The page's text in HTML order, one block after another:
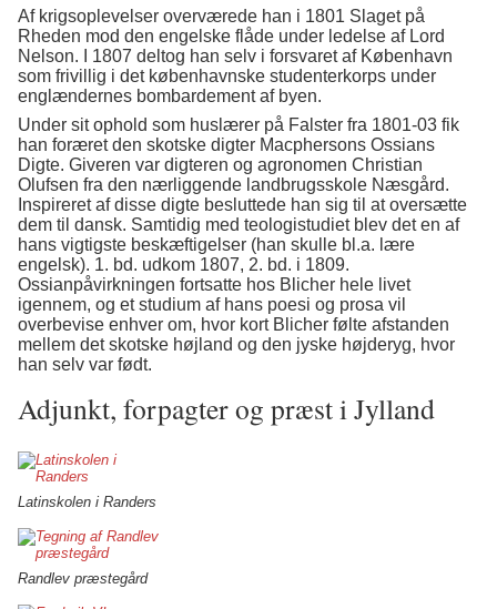
Af krigsoplevelser overværede han i 1801 Slaget på
Rheden mod den engelske flåde under ledelse af Lord
Nelson. I 1807 deltog han selv i forsvaret af København
som frivillig i det københavnske studenterkorps under
englændernes bombardement af byen.
Under sit ophold som huslærer på Falster fra 1801-03 fik
han foræret den skotske digter Macphersons Ossians
Digte. Giveren var digteren og agronomen Christian
Olufsen fra den nærliggende landbrugsskole Næsgård.
Inspireret af disse digte besluttede han sig til at oversætte
dem til dansk. Samtidig med teologistudiet blev det en af
hans vigtigste beskæftigelser (han skulle bl.a. lære
engelsk). 1. bd. udkom 1807, 2. bd. i 1809.
Ossianpåvirkningen fortsatte hos Blicher hele livet
igennem, og et studium af hans poesi og prosa vil
overbevise enhver om, hvor kort Blicher følte afstanden
mellem det skotske højland og den jyske højderyg, hvor
han selv var født.
Adjunkt, forpagter og præst i Jylland
Latinskolen i Randers
Randlev præstegård